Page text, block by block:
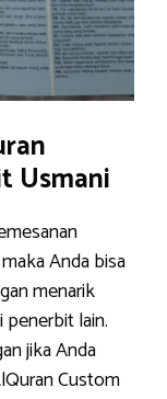
Usmani
Anda bisa
menarik
lain.
jika Anda
Custom